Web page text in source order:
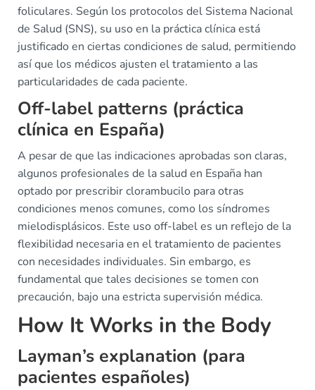
foliculares. Según los protocolos del Sistema Nacional
de Salud (SNS), su uso en la práctica clínica está
justificado en ciertas condiciones de salud, permitiendo
así que los médicos ajusten el tratamiento a las
particularidades de cada paciente.
Off-label patterns (práctica
clínica en España)
A pesar de que las indicaciones aprobadas son claras,
algunos profesionales de la salud en España han
optado por prescribir clorambucilo para otras
condiciones menos comunes, como los síndromes
mielodisplásicos. Este uso off-label es un reflejo de la
flexibilidad necesaria en el tratamiento de pacientes
con necesidades individuales. Sin embargo, es
fundamental que tales decisiones se tomen con
precaución, bajo una estricta supervisión médica.
How It Works in the Body
Layman’s explanation (para
pacientes españoles)